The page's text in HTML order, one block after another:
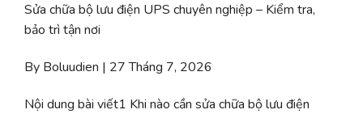
Sửa chữa bộ lưu điện UPS chuyên nghiệp – Kiểm tra,
bảo trì tận nơi
By Boluudien | 27 Tháng 7, 2026
Nội dung bài viết1 Khi nào cần sửa chữa bộ lưu điện